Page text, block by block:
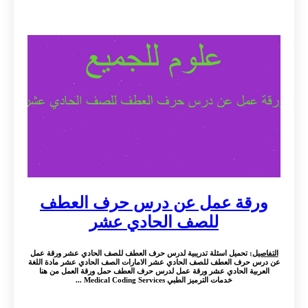
ورقة عمل عن درس حرف العطف
للصف الحادي عشر
التفاصيل: تحميل اسئلة تدريبية لدرس حرف العطف للصف الحادي عشر ورقة عمل
عن درس حرف العطف للصف الحادي عشر الامارات الصف الحادي عشر مادة اللغة
العربية الحادي عشر ورقة عمل لدرس حرف العطف حمل ورقة العمل من هنا
خدمات الترميز الطبي Medical Coding Services ...